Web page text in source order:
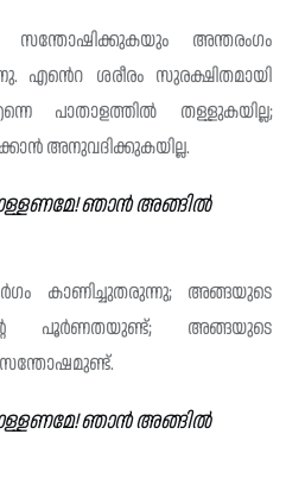
അന്തരംഗം
എൻെറ ശരീരം സുരക്ഷിതമായി
പാതാളത്തിൽ തള്ളുകയില്ല;
അനുവദിക്കുകയില്ല.
ഞാൻ അങ്ങിൽ
കാണിച്ചുതരുന്നു; അങ്ങയുടെ
പൂർണതയുണ്ട്; അങ്ങയുടെ
ഞാൻ അങ്ങിൽ